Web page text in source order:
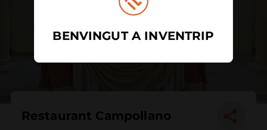
Restaurant Campollano
BENVINGUT A INVENTRIP